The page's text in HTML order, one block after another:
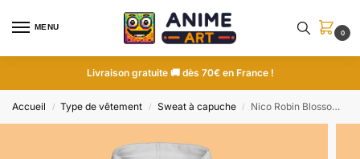
MENU
0
Livraison gratuite 🚚 dès 70€ en France !
Accueil / Type de vêtement / Sweat à capuche / Nico Robin Blossom | One Piece | Sweat à capuche brodé